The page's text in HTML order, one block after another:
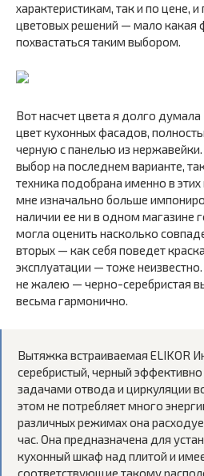
характеристикам, так и по цене,
цветовых решений — мало
похвастаться таким выбором.
Вот насчет цвета я долго
цвет кухонных фасадов,
черную с панелью из
выбор на последнем варианте,
техника подобрана именно в
мне изначально больше
наличии ее ни в одном магазине
могла оценить насколько
вторых — как себя поведет
эксплуатации — тоже
не жалею — черно-серебристая
весьма гармонично.
Вытяжка встраиваемая ELIKOR
серебристый, черный эффективно
задачами отвода и циркуляции
этом не потребляет много
различных режимах она
час. Она предназначена для
кухонный шкаф над плитой и
соответствующие такому